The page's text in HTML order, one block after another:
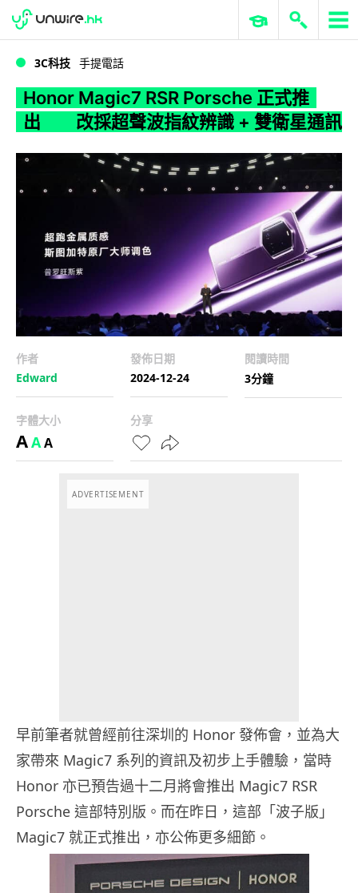
WWDC 2026 ERP 與商業 AI
3C科技 手提電話
Honor Magic7 RSR Porsche 正式推
出 改採超聲波指紋辨識 + 雙衛星通訊
作者
Edward
發佈日期
2024-12-24
閱讀時間
3分鐘
字體大小
AAA
分享
ADVERTISEMENT
早前筆者就曾經前往深圳的 Honor 發佈會，並為大
家帶來 Magic7 系列的資訊及初步上手體驗，當時
Honor 亦已預告過十二月將會推出 Magic7 RSR
Porsche 這部特別版。而在昨日，這部「波子版」
Magic7 就正式推出，亦公佈更多細節。